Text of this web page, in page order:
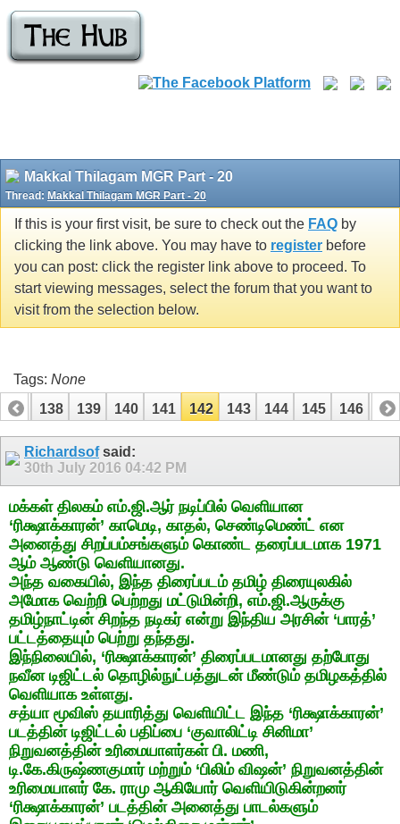
Makkal Thilagam MGR Part - 20
Thread: Makkal Thilagam MGR Part - 20
If this is your first visit, be sure to check out the FAQ by
clicking the link above. You may have to register before
you can post: click the register link above to proceed. To
start viewing messages, select the forum that you want to
visit from the selection below.
Tags: None
137
138 139 140 141 142 143 144 145 146 147
157 158
Richardsofsaid:
30th July 2016 04:42 PM
மக்கள் திலகம் எம்.ஜி.ஆர் நடிப்பில் வெளியான
‘ரிக்ஷாக்காரன்’ காமெடி, காதல், செண்டிமெண்ட் என
அனைத்து சிறப்பம்சங்களும் கொண்ட தரைப்படமாக 1971
ஆம் ஆண்டு வெளியானது.
அந்த வகையில், இந்த திரைப்படம் தமிழ் திரையுலகில்
அமோக வெற்றி பெற்றது மட்டுமின்றி, எம்.ஜி.ஆருக்கு
தமிழ்நாட்டின் சிறந்த நடிகர் என்று இந்திய அரசின் ‘பாரத்’
பட்டத்தையும் பெற்று தந்தது.
இந்நிலையில், ‘ரிக்ஷாக்காரன்’ திரைப்படமானது தற்போது
நவீன டிஜிட்டல் தொழில்நுட்பத்துடன் மீண்டும் தமிழகத்தில்
வெளியாக உள்ளது.
சத்யா மூவிஸ் தயாரித்து வெளியிட்ட இந்த ‘ரிக்ஷாக்காரன்’
படத்தின் டிஜிட்டல் பதிப்பை ‘குவாலிட்டி சினிமா’
நிறுவனத்தின் உரிமையாளர்கள் பி. மணி,
டி.கே.கிருஷ்ணகுமார் மற்றும் ‘பிலிம் விஷன்’ நிறுவனத்தின்
உரிமையாளர் கே. ராமு ஆகியோர் வெளியிடுகின்றனர்
‘ரிக்ஷாக்காரன்’ படத்தின் அனைத்து பாடல்களும்